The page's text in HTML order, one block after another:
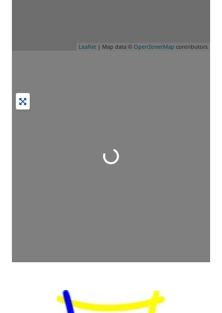
Leaflet | Map data © OpenStreetMap contributors
Wird geladen …